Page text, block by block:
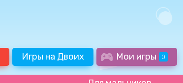
Игры на Двоих Мои игры 0